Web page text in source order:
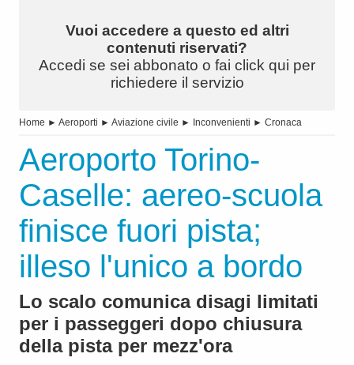
Vuoi accedere a questo ed altri
contenuti riservati?
Accedi se sei abbonato o fai click qui per
richiedere il servizio
Home ► Aeroporti ► Aviazione civile ► Inconvenienti ► Cronaca
Aeroporto Torino-
Caselle: aereo-scuola
finisce fuori pista;
illeso l'unico a bordo
Lo scalo comunica disagi limitati
per i passeggeri dopo chiusura
della pista per mezz'ora